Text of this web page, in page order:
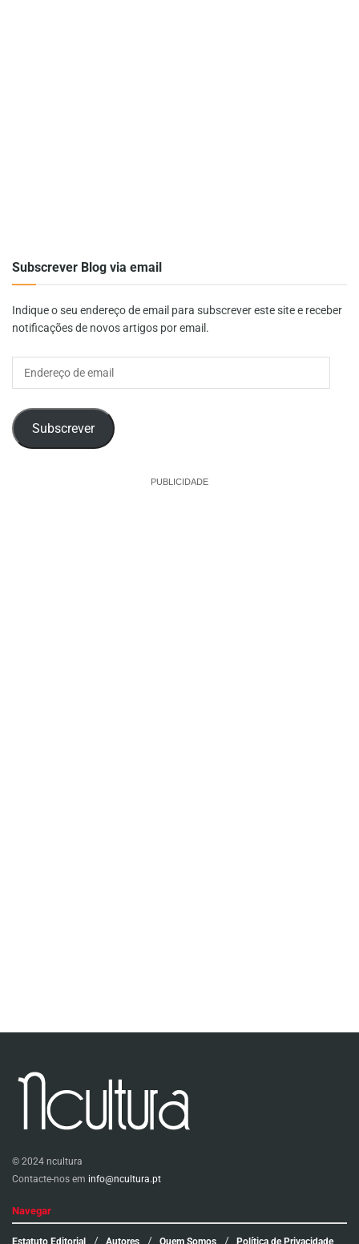
Subscrever Blog via email
Indique o seu endereço de email para subscrever este site e receber
notificações de novos artigos por email.
Subscrever
PUBLICIDADE
© 2024 ncultura
Contacte-nos em info@ncultura.pt
Navegar
Estatuto Editorial Autores Quem Somos Política de Privacidade